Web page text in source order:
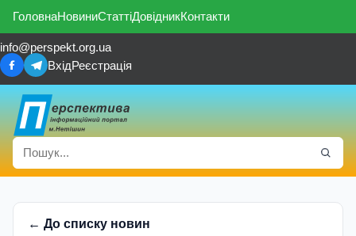
ГоловнаНовиниСтаттіДовідникКонтакти
info@perspekt.org.ua
ВхідРеєстрація
← До списку новин